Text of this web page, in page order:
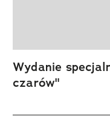
Wydanie
czarów"